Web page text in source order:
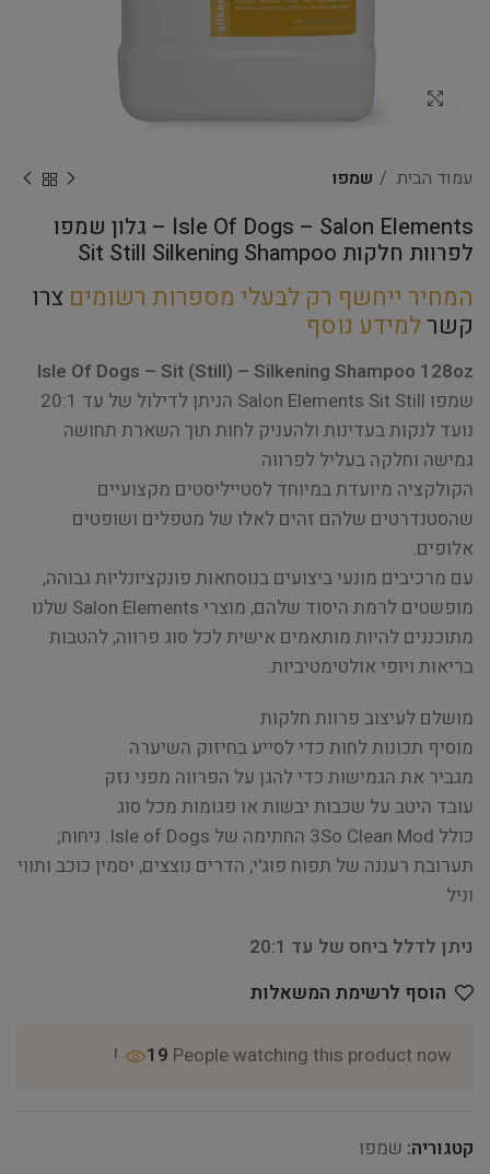
עמוד הבית שמפו
Isle Of Dogs – Salon Elements – גלון שמפו
לפרוות חלקות Sit Still Silkening Shampoo
המחיר ייחשף רק לבעלי מספרות רשומים צרו
קשרלמידע נוסף
Isle Of Dogs – Sit (Still) – Silkening Shampoo 128oz
שמפו Salon Elements Sit Still הניתן לדילול של עד 20:1
נועד לנקות בעדינות ולהעניק לחות תוך השארת תחושה
גמישה וחלקה בעליל לפרווה.
הקולקציה מיועדת במיוחד לסטייליסטים מקצועיים
שהסטנדרטים שלהם זהים לאלו של מטפלים ושופטים
אלופים.
עם מרכיבים מונעי ביצועים בנוסחאות פונקציונליות גבוהה,
מופשטים לרמת היסוד שלהם, מוצרי Salon Elements שלנו
מתוכננים להיות מותאמים אישית לכל סוג פרווה, להטבות
בריאות ויופי אולטימטיביות.
מושלם לעיצוב פרוות חלקות
מוסיף תכונות לחות כדי לסייע בחיזוק השיערה
מגביר את הגמישות כדי להגן על הפרווה מפני נזק
עובד היטב על שכבות יבשות או פגומות מכל סוג
כולל 3So Clean Mod החתימה של Isle of Dogs. ניחוח;
תערובת רעננה של תפוח פוג'י, הדרים נוצצים, יסמין כוכב ותווי
וניל
ניתן לדלל ביחס של עד 20:1
הוסף לרשימת המשאלות
19 People watching this product now!
קטגוריה: שמפו